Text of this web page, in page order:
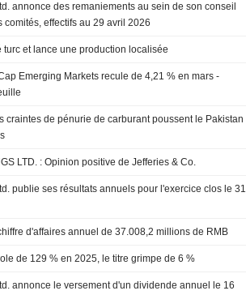
annonce des remaniements au sein de son conseil
comités, effectifs au 29 avril 2026
turc et lance une production localisée
Emerging Markets recule de 4,21 % en mars -
craintes de pénurie de carburant poussent le Pakistan
YADEA GROUP HOLDINGS LTD. : Opinion positive de Jefferies & Co.
publie ses résultats annuels pour l'exercice clos le 31
d'affaires annuel de 37.008,2 millions de RMB
de 129 % en 2025, le titre grimpe de 6 %
annonce le versement d'un dividende annuel le 16